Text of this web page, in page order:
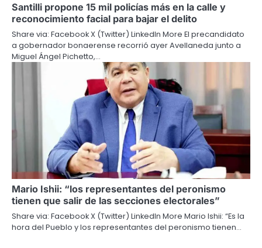
Santilli propone 15 mil policías más en la calle y
reconocimiento facial para bajar el delito
Share via: Facebook X (Twitter) LinkedIn More El precandidato
a gobernador bonaerense recorrió ayer Avellaneda junto a
Miguel Ángel Pichetto,…
Mario Ishii: “los representantes del peronismo
tienen que salir de las secciones electorales”
Share via: Facebook X (Twitter) LinkedIn More Mario Ishii: “Es la
hora del Pueblo y los representantes del peronismo tienen…